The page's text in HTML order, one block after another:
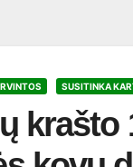
SUSITINKA
krašto